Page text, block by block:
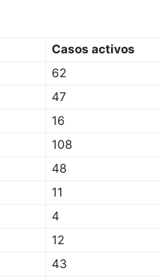
Casos activos
62
47
16
108
48
11
4
12
43